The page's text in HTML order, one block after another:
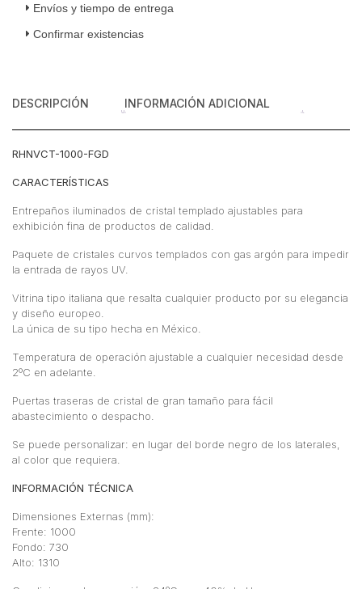
Full
Doble
Templado
100
cantidad
Envíos y tiempo de entrega
Confirmar existencias
DESCRIPCIÓN INFORMACIÓN ADICIONAL
RHNVCT-1000-FGD
CARACTERÍSTICAS
Entrepaños iluminados de cristal templado ajustables para
exhibición fina de productos de calidad.
Paquete de cristales curvos templados con gas argón para impedir
la entrada de rayos UV.
Vitrina tipo italiana que resalta cualquier producto por su elegancia
y diseño europeo.
La única de su tipo hecha en México.
Temperatura de operación ajustable a cualquier necesidad desde
2ºC en adelante.
Puertas traseras de cristal de gran tamaño para fácil
abastecimiento o despacho.
Se puede personalizar: en lugar del borde negro de los laterales,
al color que requiera.
INFORMACIÓN TÉCNICA
Dimensiones Externas (mm):
Frente: 1000
Fondo: 730
Alto: 1310